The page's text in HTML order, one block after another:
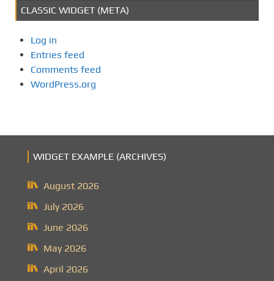
CLASSIC WIDGET (META)
Log in
Entries feed
Comments feed
WordPress.org
WIDGET EXAMPLE (ARCHIVES)
August 2026
July 2026
June 2026
May 2026
April 2026